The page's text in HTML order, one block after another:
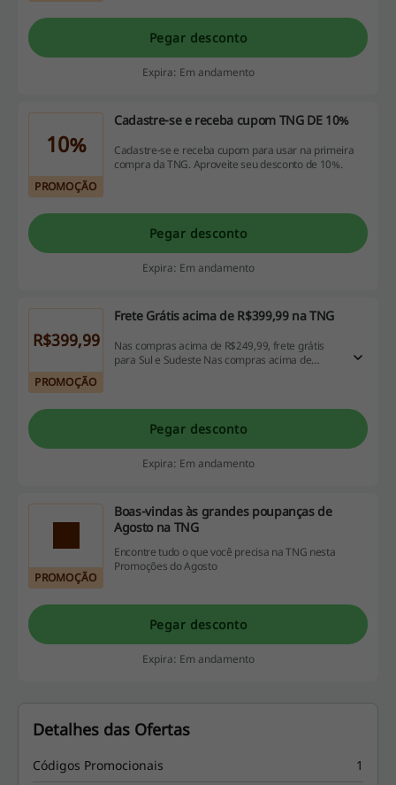
Pegar desconto
Expira: Em andamento
10%
PROMOÇÃO
Cadastre-se e receba cupom TNG DE 10%
Cadastre-se e receba cupom para usar na primeira
compra da TNG. Aproveite seu desconto de 10%.
Pegar desconto
Expira: Em andamento
R$399,99
PROMOÇÃO
Frete Grátis acima de R$399,99 na TNG
Nas compras acima de R$249,99, frete grátis
para Sul e Sudeste Nas compras acima de
Pegar desconto
Expira: Em andamento
PROMOÇÃO
Boas-vindas às grandes poupanças de
Agosto na TNG
Encontre tudo o que você precisa na TNG nesta
Promoções do Agosto
Pegar desconto
Expira: Em andamento
Detalhes das Ofertas
Códigos Promocionais
1